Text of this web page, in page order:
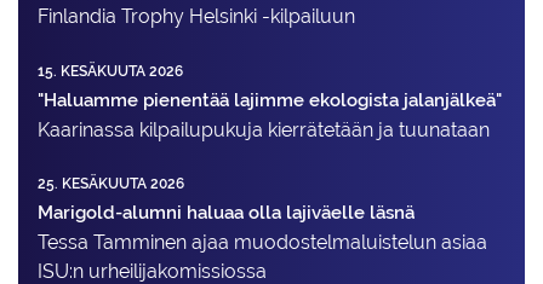
Finlandia Trophy Helsinki -kilpailuun
15. KESÄKUUTA 2026
"Haluamme pienentää lajimme ekologista jalanjälkeä"
Kaarinassa kilpailupukuja kierrätetään ja tuunataan
25. KESÄKUUTA 2026
Marigold-alumni haluaa olla lajiväelle läsnä
Tessa Tamminen ajaa muodostelma­luistelun asiaa
ISU:n urheilija­komissiossa